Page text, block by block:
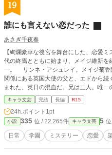
19
誰にも言えない恋だった
あさぎ千夜春
【絢爛豪華な後宮を舞台にした、恋愛ミステリー】 時はメ
代の終焉とともに始まり、メイジ維新
―。 リンネ・アシュレイ。メイジ菊香院中等部二年生。 日本と外交上深い
関係にある英国大使の父と、エドから
まれた、英日の混血だ。兄は三人。唯
ている。 ひょんなことから、美貌の少年、伊呂波千香士（いろはちかし）と
知り合い、彼の頼みで幼馴染のヘンリー
の手紙を渡すことになったのだが、その
巻き込まれてしまう。 しかも幼馴染の
引っ込み思案だったリンネは立ち上がる。 「わたしが真犯人を見つけます
そしてリンネの推理はやがてメイジ宮
キャラ文芸 完結 長編 R15
24h.ポイント 1pt
小説 335 位 / 22,265件 キャラ文芸 5
日常 学園 ミステリー 恋愛